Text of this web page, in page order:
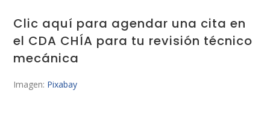
Clic aquí para agendar una cita en
el CDA CHÍA para tu revisión técnico
mecánica
Imagen: Pixabay